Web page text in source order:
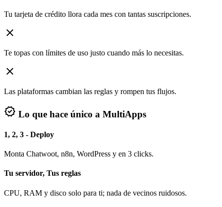
Tu tarjeta de crédito llora cada mes con tantas suscripciones.
close
Te topas con límites de uso justo cuando más lo necesitas.
close
Las plataformas cambian las reglas y rompen tus flujos.
verified Lo que hace único a MultiApps
1, 2, 3 - Deploy
Monta Chatwoot, n8n, WordPress y en 3 clicks.
Tu servidor, Tus reglas
CPU, RAM y disco solo para ti; nada de vecinos ruidosos.